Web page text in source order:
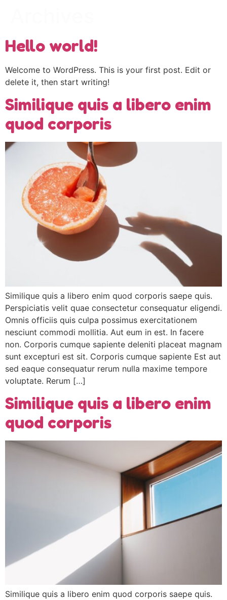
Hello world!
Welcome to WordPress. This is your first post. Edit or
delete it, then start writing!
Similique quis a libero enim
quod corporis
Similique quis a libero enim quod corporis saepe quis.
Perspiciatis velit quae consectetur consequatur eligendi.
Omnis officiis quis culpa possimus exercitationem
nesciunt commodi mollitia. Aut eum in est. In facere
non. Corporis cumque sapiente deleniti placeat magnam
sunt excepturi est sit. Corporis cumque sapiente Est aut
sed eaque consequatur rerum nulla maxime tempore
voluptate. Rerum […]
Similique quis a libero enim
quod corporis
Similique quis a libero enim quod corporis saepe quis.